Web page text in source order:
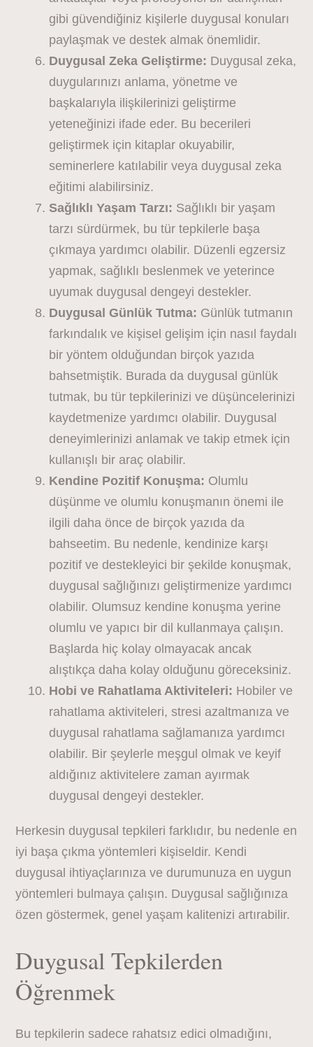
gibi güvendiğiniz kişilerle duygusal konuları
paylaşmak ve destek almak önemlidir.
Duygusal Zeka Geliştirme: Duygusal zeka,
duygularınızı anlama, yönetme ve
başkalarıyla ilişkilerinizi geliştirme
yeteneğinizi ifade eder. Bu becerileri
geliştirmek için kitaplar okuyabilir,
seminerlere katılabilir veya duygusal zeka
eğitimi alabilirsiniz.
Sağlıklı Yaşam Tarzı: Sağlıklı bir yaşam
tarzı sürdürmek, bu tür tepkilerle başa
çıkmaya yardımcı olabilir. Düzenli egzersiz
yapmak, sağlıklı beslenmek ve yeterince
uyumak duygusal dengeyi destekler.
Duygusal Günlük Tutma: Günlük tutmanın
farkındalık ve kişisel gelişim için nasıl faydalı
bir yöntem olduğundan birçok yazıda
bahsetmiştik. Burada da duygusal günlük
tutmak, bu tür tepkilerinizi ve düşüncelerinizi
kaydetmenize yardımcı olabilir. Duygusal
deneyimlerinizi anlamak ve takip etmek için
kullanışlı bir araç olabilir.
Kendine Pozitif Konuşma: Olumlu
düşünme ve olumlu konuşmanın önemi ile
ilgili daha önce de birçok yazıda da
bahseetim. Bu nedenle, kendinize karşı
pozitif ve destekleyici bir şekilde konuşmak,
duygusal sağlığınızı geliştirmenize yardımcı
olabilir. Olumsuz kendine konuşma yerine
olumlu ve yapıcı bir dil kullanmaya çalışın.
Başlarda hiç kolay olmayacak ancak
alıştıkça daha kolay olduğunu göreceksiniz.
Hobi ve Rahatlama Aktiviteleri: Hobiler ve
rahatlama aktiviteleri, stresi azaltmanıza ve
duygusal rahatlama sağlamanıza yardımcı
olabilir. Bir şeylerle meşgul olmak ve keyif
aldığınız aktivitelere zaman ayırmak
duygusal dengeyi destekler.
Herkesin duygusal tepkileri farklıdır, bu nedenle en
iyi başa çıkma yöntemleri kişiseldir. Kendi
duygusal ihtiyaçlarınıza ve durumunuza en uygun
yöntemleri bulmaya çalışın. Duygusal sağlığınıza
özen göstermek, genel yaşam kalitenizi artırabilir.
Duygusal Tepkilerden
Öğrenmek
Bu tepkilerin sadece rahatsız edici olmadığını,